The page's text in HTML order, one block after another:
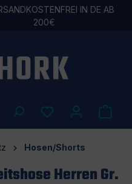
IN DE AB
200€
Hosen/Shorts
Herren Gr.